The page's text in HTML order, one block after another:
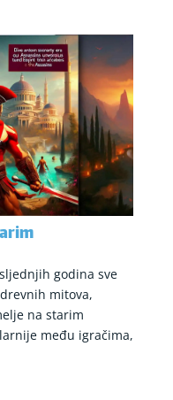
godina sve
mitova,
na starim
među igračima,